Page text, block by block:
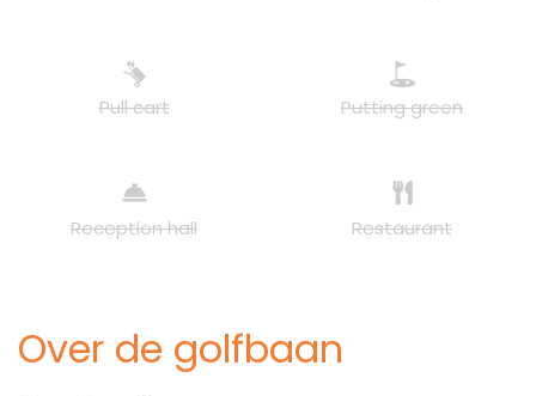
Pull cart Putting green
Reception hall Restaurant
Over de golfbaan